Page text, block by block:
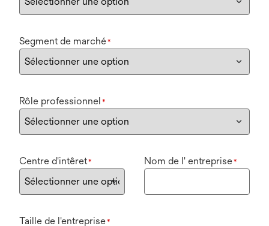
Segment de marché*
Rôle professionnel *
Centre d'intêret* Nom de l' entreprise*
Taille de l'entreprise*